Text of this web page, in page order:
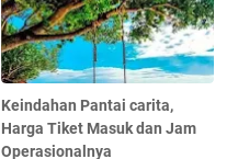
Keindahan Pantai carita,
Harga Tiket Masuk dan Jam
Operasionalnya